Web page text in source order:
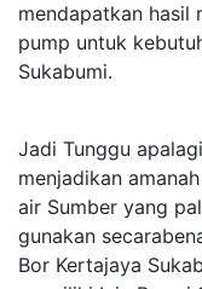
mendapatkan hasil
pump untuk
Sukabumi.
Jadi Tunggu
menjadikan
air Sumber yang
gunakan
Bor Kertajaya